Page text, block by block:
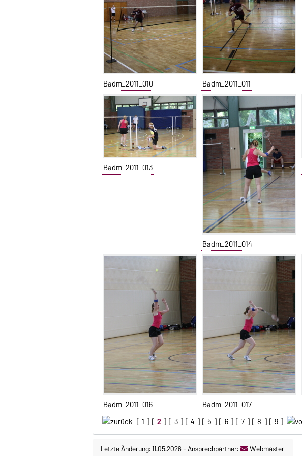
Badm_2011_010 Badm_2011_011
Badm_2011_013
Badm_2011_014
Badm_2011_016 Badm_2011_017
[ 1 ] [ 2 ] [ 3 ] [ 4 ] [ 5 ] [ 6 ] [ 7 ] [ 8 ] [ 9 ]
Letzte Änderung: 11.05.2026-Ansprechpartner: Webmaster